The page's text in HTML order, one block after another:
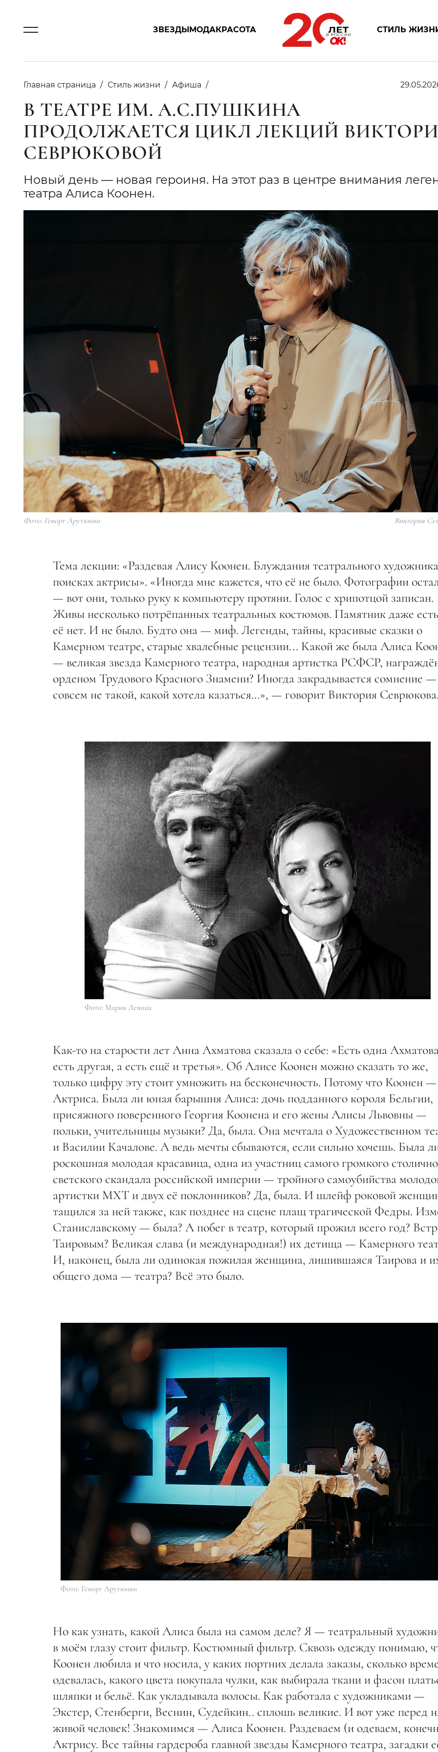
ЗВЕЗДЫМОДАКРАСОТА СТИЛЬ
Главная страница Стиль жизни Афиша
В ТЕАТРЕ ИМ. А.С.ПУШКИНА
ПРОДОЛЖАЕТСЯ ЦИКЛ ЛЕКЦИЙ
СЕВРЮКОВОЙ
Новый день — новая героиня. На этот раз в центре внимания
театра Алиса Коонен.
Фото: Геворг Арутюнян Виктория
Тема лекции: «Раздевая Алису Коонен. Блуждания театрального
поисках актрисы». «Иногда мне кажется, что её не было. Фотографии
— вот они, только руку к компьютеру протяни. Голос с хрипотцой записан.
Живы несколько потрёпанных театральных костюмов. Памятник даже
её нет. И не было. Будто она — миф. Легенды, тайны, красивые сказки о
Камерном театре, старые хвалебные рецензии... Какой же была Алиса
— великая звезда Камерного театра, народная артистка РСФСР,
орденом Трудового Красного Знамени? Иногда закрадывается сомнение —
совсем не такой, какой хотела казаться…», — говорит Виктория Севрюкова.
Фото: Мария Левина
Как-то на старости лет Анна Ахматова сказала о себе: «Есть одна
есть другая, а есть ещё и третья». Об Алисе Коонен можно сказать то же,
только цифру эту стоит умножить на бесконечность. Потому что Коонен —
Актриса. Была ли юная барышня Алиса: дочь подданного короля Бельгии,
присяжного поверенного Георгия Коонена и его жены Алисы Львовны —
польки, учительницы музыки? Да, была. Она мечтала о Художественном
и Василии Качалове. А ведь мечты сбываются, если сильно хочешь. Была
роскошная молодая красавица, одна из участниц самого громкого
светского скандала российской империи — тройного самоубийства
артистки МХТ и двух её поклонников? Да, была. И шлейф роковой
тащился за ней также, как позднее на сцене плащ трагической Федры.
Станиславскому — была? А побег в театр, который прожил всего год?
Таировым? Великая слава (и международная!) их детища — Камерного
И, наконец, была ли одинокая пожилая женщина, лишившаяся Таирова и
общего дома — театра? Всё это было.
Фото: Геворг Арутюнян
Но как узнать, какой Алиса была на самом деле? Я — театральный
в моём глазу стоит фильтр. Костюмный фильтр. Сквозь одежду понимаю,
Коонен любила и что носила, у каких портних делала заказы, сколько
одевалась, какого цвета покупала чулки, как выбирала ткани и фасон
шляпки и бельё. Как укладывала волосы. Как работала с художниками —
Экстер, Стенберги, Веснин, Судейкин.. сплошь великие. И вот уже перед
живой человек! Знакомимся — Алиса Коонен. Раздеваем (и одеваем,
Актрису. Все тайны гардероба главной звезды Камерного театра, загадки